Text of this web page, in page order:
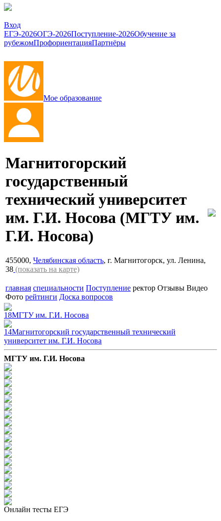
Вход
ЕГЭ-2026ОГЭ-2026Поступление-2026Обучение за
рубежомПрофориентацияПартнёры
Мое образование
Магнитогорский
государственный
технический университет
им. Г.И. Носова (МГТУ им.
Г.И. Носова)
455000, Челябинская область, г. Магнитогорск, ул. Ленина,
38 (показать на карте)
главная специальности Поступление ректор Отзывы Видео
Фото рейтинги Доска вопросов
18МГТУ им. Г.И. Носова
14Магнитогорский государственный технический
университет им. Г.И. Носова
МГТУ им. Г.И. Носова
Онлайн тесты ЕГЭ